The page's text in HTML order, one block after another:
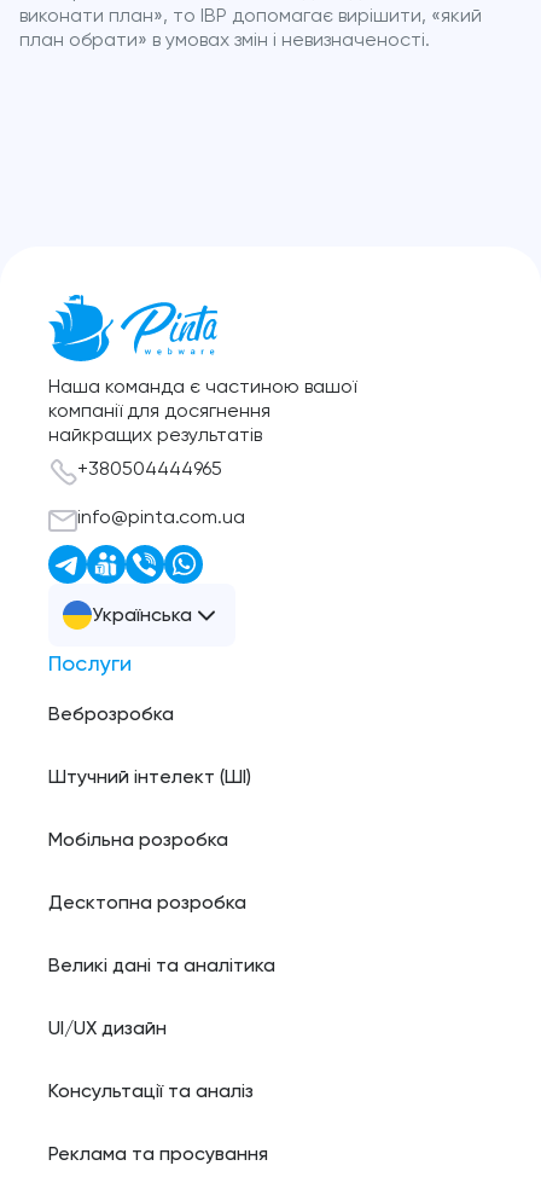
виконати план», то IBP допомагає вирішити, «який
план обрати» в умовах змін і невизначеності.
Наша команда є частиною вашої
компанії для досягнення
найкращих результатів
+380504444965
info@pinta.com.ua
Українська
Послуги
Веброзробка
Штучний інтелект (ШI)
Мобільна розробка
Десктопна розробка
Великі дані та аналітика
UI/UX дизайн
Консультації та аналіз
Реклама та просування